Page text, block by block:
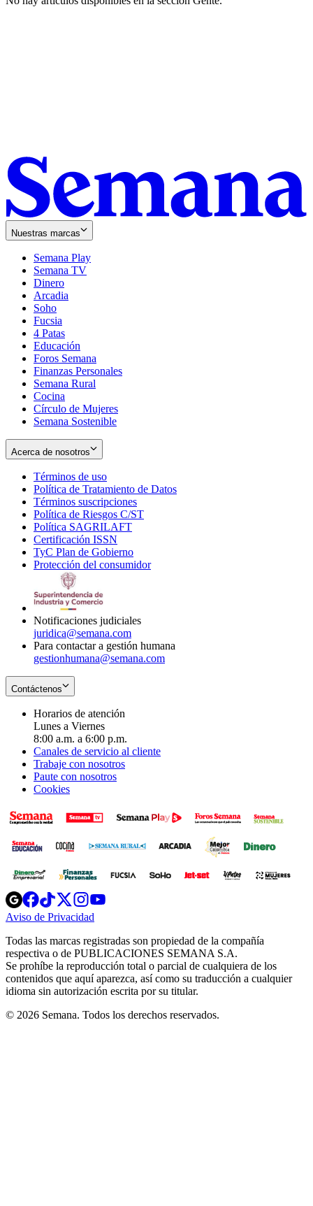
Nuestras marcas
Semana Play
Semana TV
Dinero
Arcadia
Soho
in
new
window
Fucsia
in
new
window
4 Patas
Educación
Foros Semana
Finanzas Personales
Semana Rural
Cocina
Círculo de Mujeres
Semana Sostenible
Acerca de nosotros
Términos de uso
in
new
window
Política de Tratamiento de Datos
Términos suscripciones
in
Política de Riesgos C/ST
Política SAGRILAFT
new
window
Certificación ISSN
in
new
TyC Plan de Gobierno
in
Protección del consumidorOpens
Notificaciones judiciales
juridica@semana.com
Para contactar a gestión humana
gestionhumana@semana.com
Contáctenos
Horarios de atención
Lunes a Viernes
8:00 a.m. a 6:00 p.m.
Canales de servicio al cliente
Trabaje con nosotros
Paute con nosotros
Cookies
Opens
in
new
Opens
in
new
Opens
in
new
window
Opens
new
windowwindow
Aviso de Privacidad
new
window
Todas las marcas registradas son propiedad de la compañía
respectiva o de PUBLICACIONES SEMANA S.A.
Se prohíbe la reproducción total o parcial de cualquiera de los
contenidos que aquí aparezca, así como su traducción a cualquier
idioma sin autorización escrita por su titular.
© 2026 Semana. Todos los derechos reservados.